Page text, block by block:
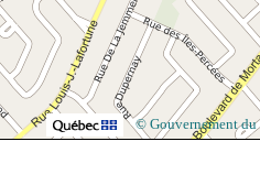
© Gouvernement du